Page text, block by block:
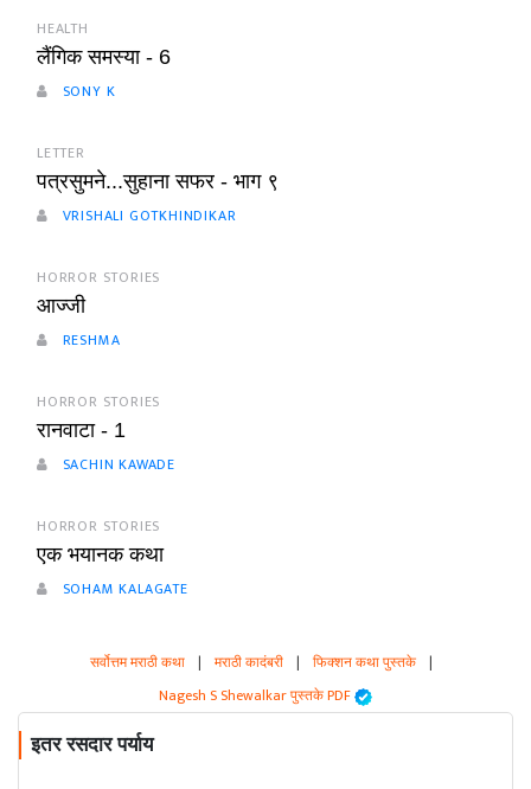
HEALTH
लैंगिक समस्या - 6
SONY K
LETTER
पत्रसुमने...सुहाना सफर - भाग ९
VRISHALI GOTKHINDIKAR
HORROR STORIES
आज्जी
RESHMA
HORROR STORIES
रानवाटा - 1
SACHIN KAWADE
HORROR STORIES
एक भयानक कथा
SOHAM KALAGATE
सर्वोत्तम मराठी कथा | मराठी कादंबरी | फिक्शन कथा पुस्तके |
Nagesh S Shewalkar पुस्तके PDF
इतर रसदार पर्याय